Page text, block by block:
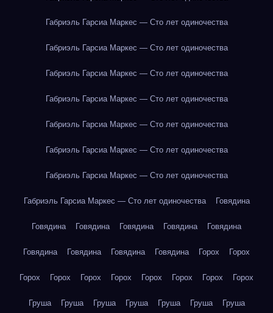
Габриэль Гарсиа Маркес — Сто лет одиночества
Габриэль Гарсиа Маркес — Сто лет одиночества
Габриэль Гарсиа Маркес — Сто лет одиночества
Габриэль Гарсиа Маркес — Сто лет одиночества
Габриэль Гарсиа Маркес — Сто лет одиночества
Габриэль Гарсиа Маркес — Сто лет одиночества
Габриэль Гарсиа Маркес — Сто лет одиночества
Габриэль Гарсиа Маркес — Сто лет одиночества Говядина
Говядина Говядина Говядина Говядина Говядина
Говядина Говядина Говядина Говядина Горох Горох
Горох Горох Горох Горох Горох Горох Горох Горох
Груша Груша Груша Груша Груша Груша Груша